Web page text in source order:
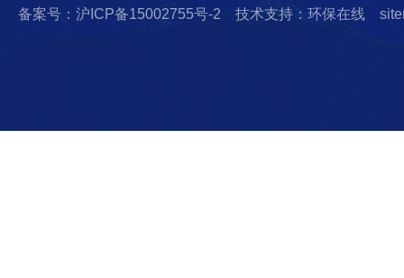
备案号：沪ICP备15002755号-2 技术支持：环保在线